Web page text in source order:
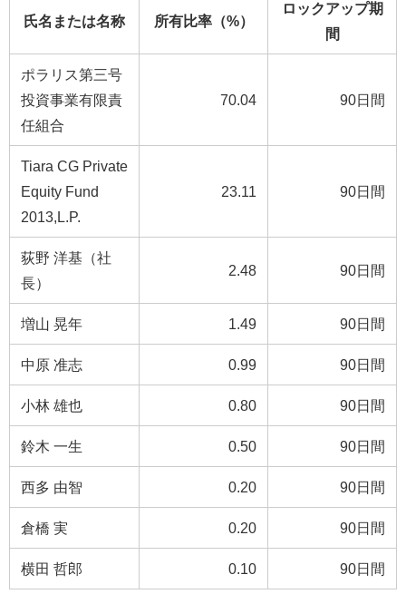
氏名または名称 所有比率（%）
ロックアップ期
間
ポラリス第三号
投資事業有限責
任組合
70.04 90日間
Tiara CG Private
Equity Fund
2013,L.P.
23.11 90日間
荻野 洋基（社
長）
2.48 90日間
増山 晃年 1.49 90日間
中原 准志 0.99 90日間
小林 雄也 0.80 90日間
鈴木 一生 0.50 90日間
西多 由智 0.20 90日間
倉橋 実 0.20 90日間
横田 哲郎 0.10 90日間